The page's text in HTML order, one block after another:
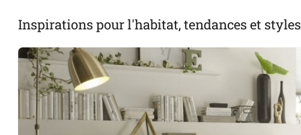
Inspirations pour l'habitat, tendances et styles